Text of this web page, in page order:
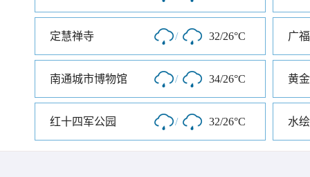
定慧禅寺 / 32/26°C 广
南通城市博物馆 / 34/26°C 黄
红十四军公园 / 32/26°C 水